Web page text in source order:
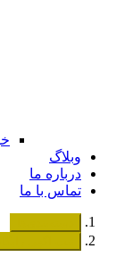
وبلاگ
درباره ما
تماس با ما